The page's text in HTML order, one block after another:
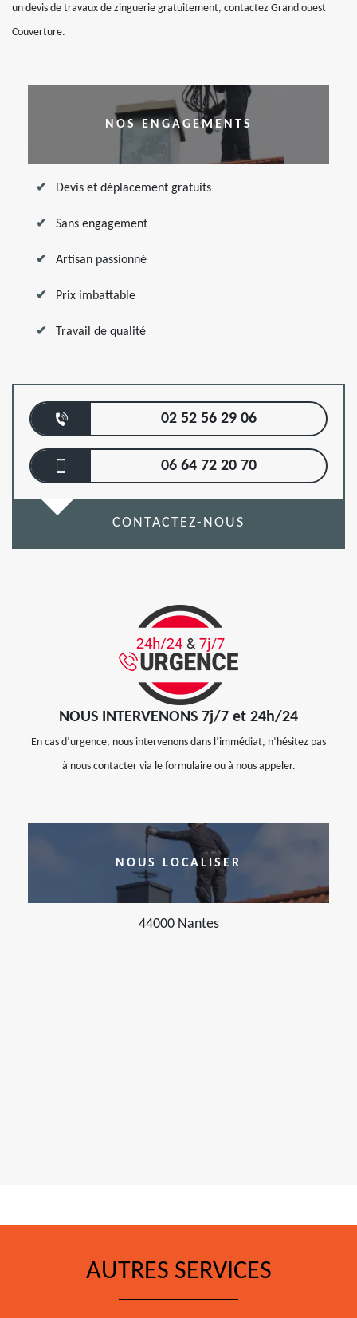
un devis de travaux de zinguerie gratuitement, contactez Grand ouest
Couverture.
NOS ENGAGEMENTS
Devis et déplacement gratuits
Sans engagement
Artisan passionné
Prix imbattable
Travail de qualité
02 52 56 29 06
06 64 72 20 70
CONTACTEZ-NOUS
NOUS INTERVENONS 7j/7 et 24h/24
En cas d’urgence, nous intervenons dans l’immédiat, n’hésitez pas
à nous contacter via le formulaire ou à nous appeler.
NOUS LOCALISER
44000 Nantes
AUTRES SERVICES